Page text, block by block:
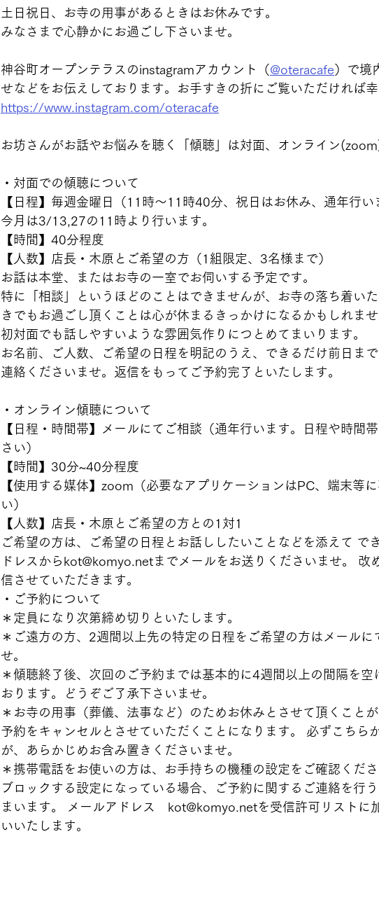
土日祝日、お寺の用事があるときはお休みです。
みなさまで心静かにお過ごし下さいませ。
神谷町オープンテラスのinstagramアカウント（@oteracafe）で境
せなどをお伝えしております。お手すきの折にご覧いただければ幸
https://www.instagram.com/oteracafe
お坊さんがお話やお悩みを聴く「傾聴」は対面、オンライン
・対面での傾聴について
【日程】毎週金曜日（11時〜11時40分、祝日はお休み、通年行い
今月は3/13,27の11時より行います。
【時間】40分程度
【人数】店長・木原とご希望の方（1組限定、3名様まで）
お話は本堂、またはお寺の一室でお伺いする予定です。
特に「相談」というほどのことはできませんが、お寺の落ち着い
きでもお過ごし頂くことは心が休まるきっかけになるかもしれませ
初対面でも話しやすいような雰囲気作りにつとめてまいります。
お名前、ご人数、ご希望の日程を明記のうえ、できるだけ前日ま
連絡くださいませ。返信をもってご予約完了といたします。
・オンライン傾聴について
【日程・時間帯】メールにてご相談（通年行います。日程や時間
さい）
【時間】30分~40分程度
【使用する媒体】zoom（必要なアプリケーションはPC、端末等
い）
【人数】店長・木原とご希望の方との1対1
ご希望の方は、ご希望の日程とお話ししたいことなどを添えて で
ドレスからkot@komyo.netまでメールをお送りくださいませ。 改
信させていただきます。
・ご予約について
＊定員になり次第締め切りといたします。
＊ご遠方の方、2週間以上先の特定の日程をご希望の方はメールに
せ。
＊傾聴終了後、次回のご予約までは基本的に4週間以上の間隔を空
おります。どうぞご了承下さいませ。
＊お寺の用事（葬儀、法事など）のためお休みとさせて頂くこと
予約をキャンセルとさせていただくことになります。 必ずこちら
が、あらかじめお含み置きくださいませ。
＊携帯電話をお使いの方は、お手持ちの機種の設定をご確認くだ
ブロックする設定になっている場合、ご予約に関するご連絡を行
まいます。 メールアドレス　kot@komyo.netを受信許可リストに
いいたします。